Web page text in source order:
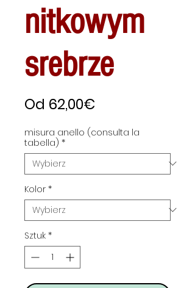
nitkowym
srebrze
Od 62,00€
misura anello (consulta la
tabella) *
Kolor *
Sztuk *